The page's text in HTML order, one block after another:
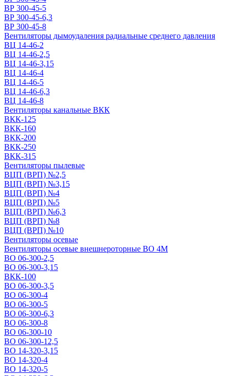
ВР 300-45-5
ВР 300-45-6,3
ВР 300-45-8
Вентиляторы дымоудаления радиальные среднего давления
ВЦ 14-46-2
ВЦ 14-46-2,5
ВЦ 14-46-3,15
ВЦ 14-46-4
ВЦ 14-46-5
ВЦ 14-46-6,3
ВЦ 14-46-8
Вентиляторы канальные ВКК
ВКК-125
ВКК-160
ВКК-200
ВКК-250
ВКК-315
Вентиляторы пылевые
ВЦП (ВРП) №2,5
ВЦП (ВРП) №3,15
ВЦП (ВРП) №4
ВЦП (ВРП) №5
ВЦП (ВРП) №6,3
ВЦП (ВРП) №8
ВЦП (ВРП) №10
Вентиляторы осевые
Вентиляторы осевые внешнероторные ВО 4М
ВО 06-300-2,5
ВО 06-300-3,15
ВКК-100
ВО 06-300-3,5
ВО 06-300-4
ВО 06-300-5
ВО 06-300-6,3
ВО 06-300-8
ВО 06-300-10
ВО 06-300-12,5
ВО 14-320-3,15
ВО 14-320-4
ВО 14-320-5